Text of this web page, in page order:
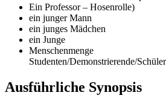
Ein Professor – Hosenrolle)
ein junger Mann
ein junges Mädchen
ein Junge
Studenten/Demonstrierende/
Ausführliche Synopsis